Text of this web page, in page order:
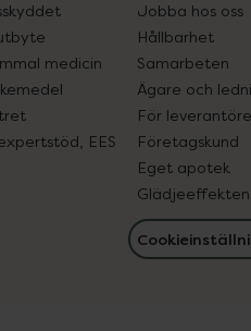
medicin
EES
Jobba hos oss
Hållbarhet
Samarbeten
Ägare och
För
Företagskund
Eget apotek
Glädjeeffekten